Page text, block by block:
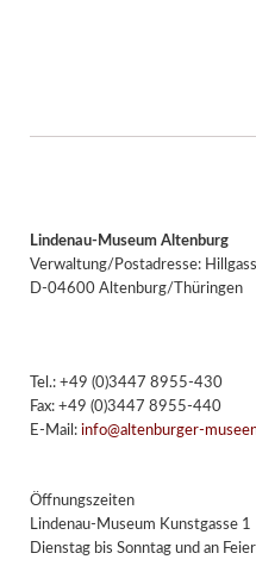
Lindenau-Museum Altenburg
Verwaltung/Postadresse:
D-04600 Altenburg/Thüringen
Tel.: +49 (0)3447 8955-430
Fax: +49 (0)3447 8955-440
E-Mail: info@altenburger-
Öffnungszeiten
Lindenau-Museum Kunstgasse 1
Dienstag bis Sonntag und an